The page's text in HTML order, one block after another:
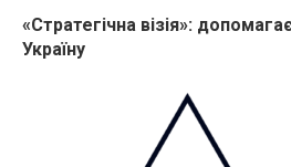
«Стратегічна візія»:
Україну